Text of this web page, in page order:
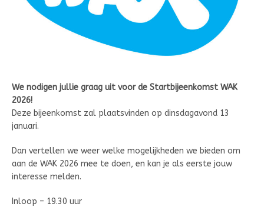
We nodigen jullie graag uit voor de Startbijeenkomst WAK
2026!
Deze bijeenkomst zal plaatsvinden op dinsdagavond 13
januari.
Dan vertellen we weer welke mogelijkheden we bieden om
aan de WAK 2026 mee te doen, en kan je als eerste jouw
interesse melden.
Inloop – 19.30 uur